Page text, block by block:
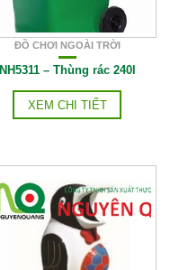
ĐỒ CHƠI NGOÀI TRỜI
NH5311 – Thùng rác 240l
XEM CHI TIẾT